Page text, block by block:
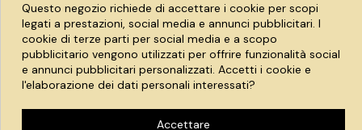
Account
Spaccio quaranta srl
Questo negozio richiede di accettare i cookie per scopi
legati a prestazioni, social media e annunci pubblicitari. I
cookie di terze parti per social media e a scopo
pubblicitario vengono utilizzati per offrire funzionalità social
e annunci pubblicitari personalizzati. Accetti i cookie e
l'elaborazione dei dati personali interessati?
Accettare